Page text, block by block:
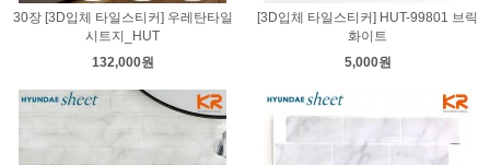
30장 [3D입체 타일스티커] 우레탄타일
시트지_HUT
132,000원
[3D입체 타일스티커] HUT-99801 브릭
화이트
5,000원